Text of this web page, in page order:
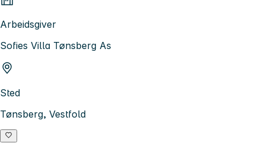
Arbeidsgiver
Sofies Villa Tønsberg As
Sted
Tønsberg, Vestfold